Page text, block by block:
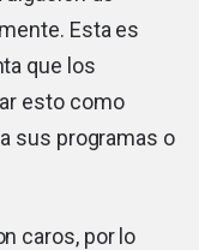
Esta es
que los
esto como
sus programas o
caros, por lo